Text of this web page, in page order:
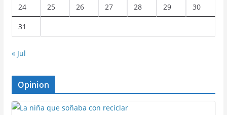
24 25 26 27 28 29 30
31
« Jul
Opinion